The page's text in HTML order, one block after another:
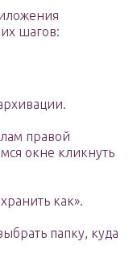
шагов:
правой
окне кликнуть
как».
папку, куда